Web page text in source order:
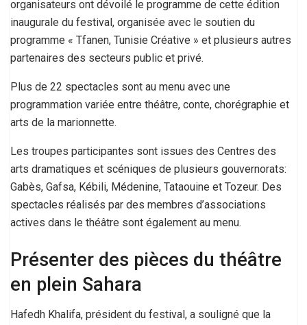
organisateurs ont dévoilé le programme de cette édition
inaugurale du festival, organisée avec le soutien du
programme « Tfanen, Tunisie Créative » et plusieurs autres
partenaires des secteurs public et privé.
Plus de 22 spectacles sont au menu avec une
programmation variée entre théâtre, conte, chorégraphie et
arts de la marionnette.
Les troupes participantes sont issues des Centres des
arts dramatiques et scéniques de plusieurs gouvernorats:
Gabès, Gafsa, Kébili, Médenine, Tataouine et Tozeur. Des
spectacles réalisés par des membres d’associations
actives dans le théâtre sont également au menu.
Présenter des pièces du théâtre
en plein Sahara
Hafedh Khalifa, président du festival, a souligné que la